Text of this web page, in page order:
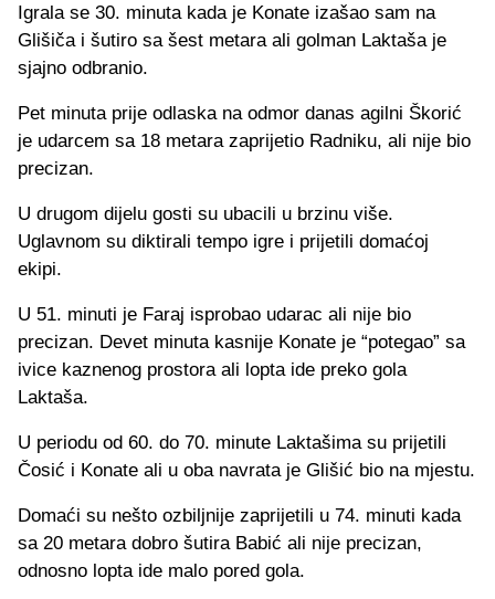
Igrala se 30. minuta kada je Konate izašao sam na
Glišiča i šutiro sa šest metara ali golman Laktaša je
sjajno odbranio.
Pet minuta prije odlaska na odmor danas agilni Škorić
je udarcem sa 18 metara zaprijetio Radniku, ali nije bio
precizan.
U drugom dijelu gosti su ubacili u brzinu više.
Uglavnom su diktirali tempo igre i prijetili domaćoj
ekipi.
U 51. minuti je Faraj isprobao udarac ali nije bio
precizan. Devet minuta kasnije Konate je “potegao” sa
ivice kaznenog prostora ali lopta ide preko gola
Laktaša.
U periodu od 60. do 70. minute Laktašima su prijetili
Čosić i Konate ali u oba navrata je Glišić bio na mjestu.
Domaći su nešto ozbiljnije zaprijetili u 74. minuti kada
sa 20 metara dobro šutira Babić ali nije precizan,
odnosno lopta ide malo pored gola.